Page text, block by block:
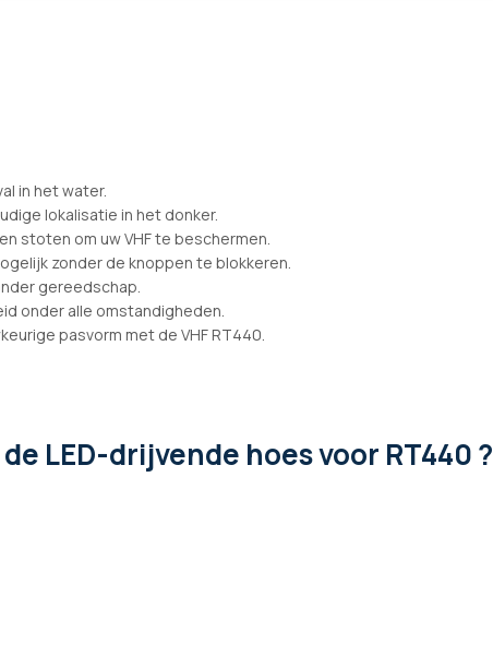
in het water.
lokalisatie in het donker.
stoten om uw VHF te beschermen.
zonder de knoppen te blokkeren.
gereedschap.
onder alle omstandigheden.
pasvorm met de VHF RT440.
LED-drijvende hoes voor RT440 ?